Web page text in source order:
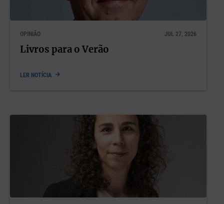
OPINIÃO JUL 27, 2026
Livros para o Verão
LER NOTÍCIA